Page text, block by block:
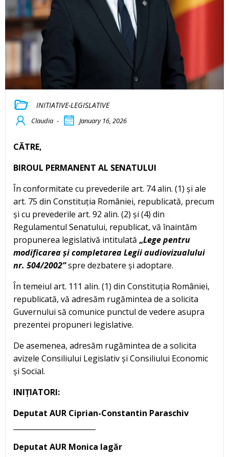
INITIATIVE-LEGISLATIVE
Claudia - January 16, 2026
CĂTRE,
BIROUL PERMANENT AL SENATULUI
În conformitate cu prevederile art. 74 alin. (1) și ale
art. 75 din Constituția României, republicată, precum
și cu prevederile art. 92 alin. (2) și (4) din
Regulamentul Senatului, republicat, vă înaintăm
propunerea legislativă intitulată „Lege pentru
modificarea și completareaLegii audiovizualului
nr. 504/2002”spre dezbatere și adoptare.
În temeiul art. 111 alin. (1) din Constituția României,
republicată, vă adresăm rugămintea de a solicita
Guvernului să comunice punctul de vedere asupra
prezentei propuneri legislative.
De asemenea, adresăm rugămintea de a solicita
avizele Consiliului Legislativ și Consiliului Economic
și Social.
INIȚIATORI:
Deputat AUR Ciprian-Constantin Paraschiv
Deputat AUR Monica Iagăr